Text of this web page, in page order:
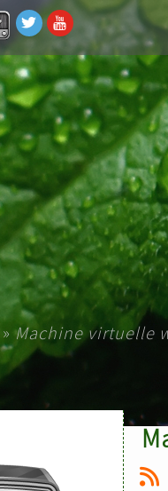
» Machine virtuelle